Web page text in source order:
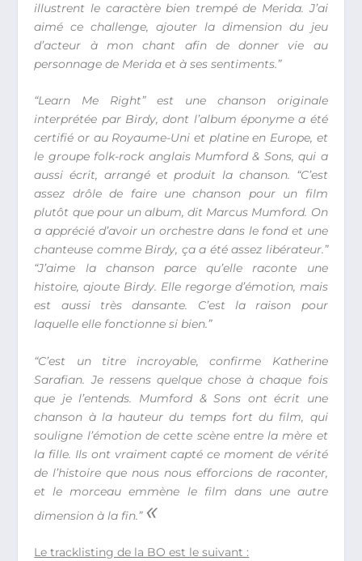
illustrent le caractère bien trempé de Merida. J’ai
aimé ce challenge, ajouter la dimension du jeu
d’acteur à mon chant afin de donner vie au
personnage de Merida et à ses sentiments.”
“Learn Me Right” est une chanson originale
interprétée par Birdy, dont l’album éponyme a été
certifié or au Royaume-Uni et platine en Europe, et
le groupe folk-rock anglais Mumford & Sons, qui a
aussi écrit, arrangé et produit la chanson. “C’est
assez drôle de faire une chanson pour un film
plutôt que pour un album, dit Marcus Mumford. On
a apprécié d’avoir un orchestre dans le fond et une
chanteuse comme Birdy, ça a été assez libérateur.”
“J’aime la chanson parce qu’elle raconte une
histoire, ajoute Birdy. Elle regorge d’émotion, mais
est aussi très dansante. C’est la raison pour
laquelle elle fonctionne si bien.”
“C’est un titre incroyable, confirme Katherine
Sarafian. Je ressens quelque chose à chaque fois
que je l’entends. Mumford & Sons ont écrit une
chanson à la hauteur du temps fort du film, qui
souligne l’émotion de cette scène entre la mère et
la fille. Ils ont vraiment capté ce moment de vérité
de l’histoire que nous nous efforcions de raconter,
et le morceau emmène le film dans une autre
dimension à la fin.” «
Le tracklisting de la BO est le suivant :